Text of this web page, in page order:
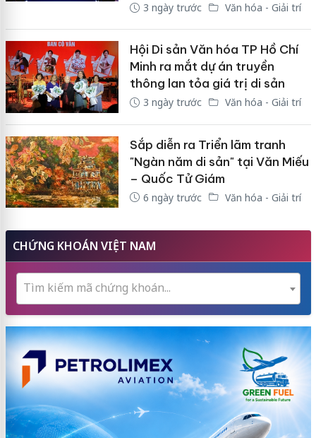
3 ngày trước Văn hóa - Giải trí
Hội Di sản Văn hóa TP Hồ Chí
Minh ra mắt dự án truyền
thông lan tỏa giá trị di sản
3 ngày trước Văn hóa - Giải trí
Sắp diễn ra Triển lãm tranh
"Ngàn năm di sản" tại Văn Miếu
– Quốc Tử Giám
6 ngày trước Văn hóa - Giải trí
CHỨNG KHOÁN VIỆT NAM
Tìm kiếm mã chứng khoán...